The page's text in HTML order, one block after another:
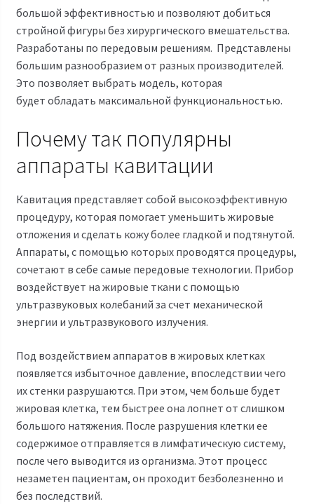
большой эффективностью и позволяют добиться
стройной фигуры без хирургического вмешательства.
Разработаны по передовым решениям. Представлены
большим разнообразием от разных производителей.
Это позволяет выбрать модель, которая
будет обладать максимальной функциональностью.
Почему так популярны
аппараты кавитации
Кавитация представляет собой высокоэффективную
процедуру, которая помогает уменьшить жировые
отложения и сделать кожу более гладкой и подтянутой.
Аппараты, с помощью которых проводятся процедуры,
сочетают в себе самые передовые технологии. Прибор
воздействует на жировые ткани с помощью
ультразвуковых колебаний за счет механической
энергии и ультразвукового излучения.
Под воздействием аппаратов в жировых клетках
появляется избыточное давление, впоследствии чего
их стенки разрушаются. При этом, чем больше будет
жировая клетка, тем быстрее она лопнет от слишком
большого натяжения. После разрушения клетки ее
содержимое отправляется в лимфатическую систему,
после чего выводится из организма. Этот процесс
незаметен пациентам, он проходит безболезненно и
без последствий.